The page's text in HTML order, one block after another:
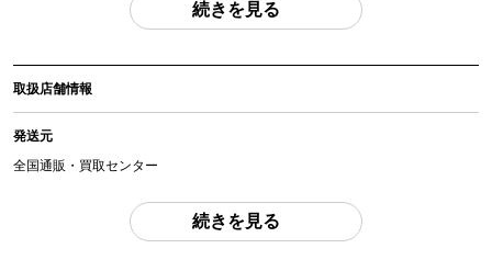
(撮影、運搬備品は除く)
アイテム状態
中古：C（使用感あり/キズ、ヨゴレあり）
使用に伴う、傷、汚れ等ございます。
全体的にシームテープに劣化あり、部分的にべたつきがございます。
弊社にて設営をしての詳細確認を行っておりません。
続きを見る
取扱店舗情報
発送元
全国通販・買取センター
東京都江戸川区中葛西6-10-15 2F
続きを見る